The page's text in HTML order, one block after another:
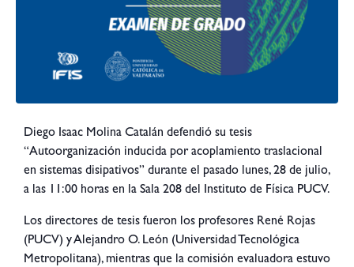
Diego Isaac Molina Catalán defendió su tesis
“Autoorganización inducida por acoplamiento traslacional
en sistemas disipativos” durante el pasado lunes, 28 de julio,
a las 11:00 horas en la Sala 208 del Instituto de Física PUCV.
Los directores de tesis fueron los profesores René Rojas
(PUCV) y Alejandro O. León (Universidad Tecnológica
Metropolitana), mientras que la comisión evaluadora estuvo